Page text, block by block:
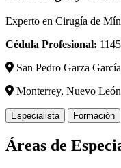
Experto en Cirugía de
Cédula Profesional:
San Pedro Garza
Monterrey, Nuevo León
Especialista Formación
Áreas de